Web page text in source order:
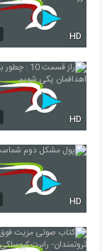
HD
HD
HD